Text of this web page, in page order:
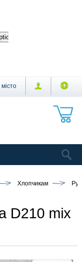
Хлопчикам
D210 mix